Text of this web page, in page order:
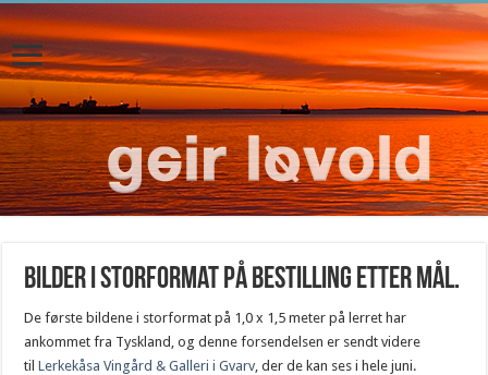
Bilder i storformat på bestilling etter mål.
De første bildene i storformat på 1,0 x 1,5 meter på lerret har
ankommet fra Tyskland, og denne forsendelsen er sendt videre
tilLerkekåsa Vingård & Galleri i Gvarv, der de kan ses i hele juni.